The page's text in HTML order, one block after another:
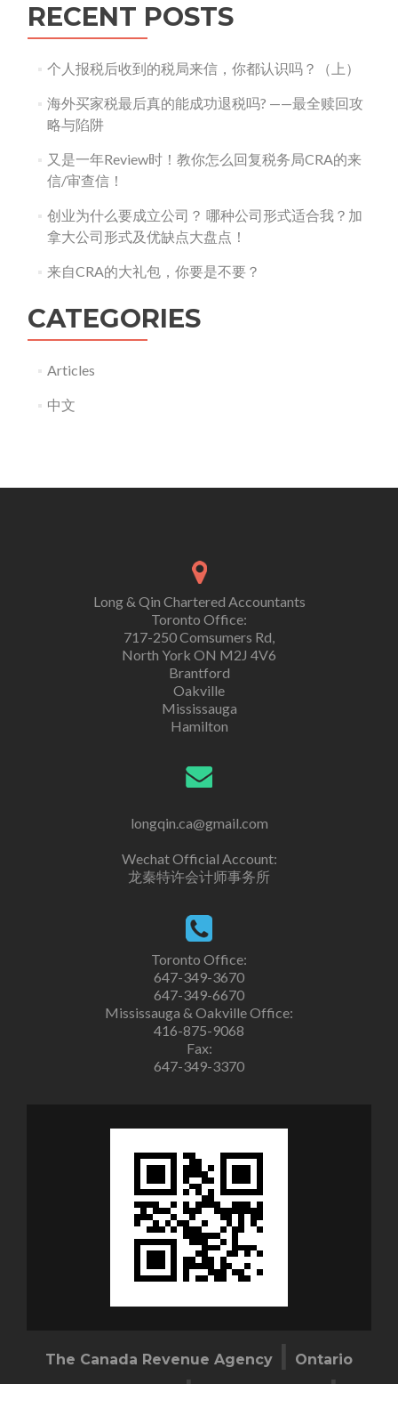
RECENT POSTS
个人报税后收到的税局来信，你都认识吗？（上）
海外买家税最后真的能成功退税吗? ——最全赎回攻
略与陷阱
又是一年Review时！教你怎么回复税务局CRA的来
信/审查信！
创业为什么要成立公司？ 哪种公司形式适合我？加
拿大公司形式及优缺点大盘点！
来自CRA的大礼包，你要是不要？
CATEGORIES
Articles
中文
Long & Qin Chartered Accountants
Toronto Office:
717-250 Comsumers Rd,
North York ON M2J 4V6
Brantford
Oakville
Mississauga
Hamilton
longqin.ca@gmail.com
Wechat Official Account:
龙秦特许会计师事务所
Toronto Office:
647-349-3670
647-349-6670
Mississauga & Oakville Office:
416-875-9068
Fax:
647-349-3370
The Canada Revenue Agency | Ontario
| |